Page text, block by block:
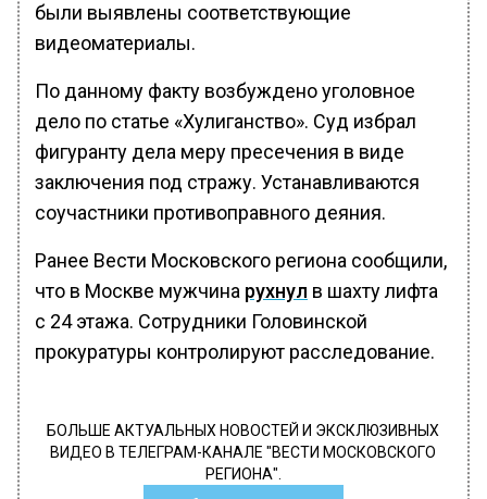
были выявлены соответствующие
видеоматериалы.
По данному факту возбуждено уголовное
дело по статье «Хулиганство». Суд избрал
фигуранту дела меру пресечения в виде
заключения под стражу. Устанавливаются
соучастники противоправного деяния.
Ранее Вести Московского региона сообщили,
что в Москве мужчина рухнул в шахту лифта
с 24 этажа. Сотрудники Головинской
прокуратуры контролируют расследование.
БОЛЬШЕ АКТУАЛЬНЫХ НОВОСТЕЙ И ЭКСКЛЮЗИВНЫХ
ВИДЕО В ТЕЛЕГРАМ-КАНАЛЕ "ВЕСТИ МОСКОВСКОГО
РЕГИОНА".